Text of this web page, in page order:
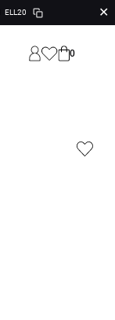
ELL20 ✕
0